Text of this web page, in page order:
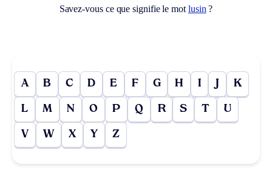
Savez-vous ce que signifie le mot lusin ?
A B C D E F G H I J K
L M N O P Q R S T U
V W X Y Z